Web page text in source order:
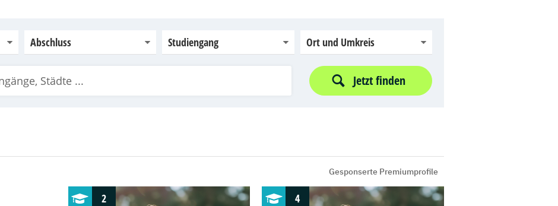
Jetzt finden
Abschluss Studiengang Ort und Umkreis
Gesponserte Premiumprofile
2 4